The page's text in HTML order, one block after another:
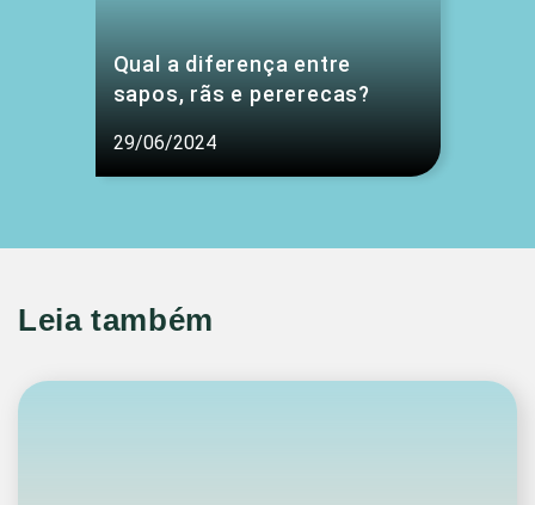
Qual a diferença entre
sapos, rãs e pererecas?
29/06/2024
Leia também